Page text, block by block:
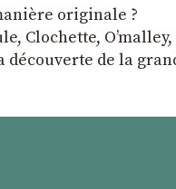
originale ?
Clochette, Oʼmalley,
de la